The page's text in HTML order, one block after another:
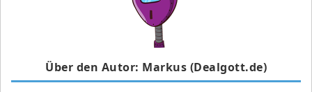
Über den Autor: Markus (Dealgott.de)